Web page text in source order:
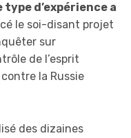
d’expérience a
le soi-disant projet
sur
de l’esprit
la Russie
des dizaines